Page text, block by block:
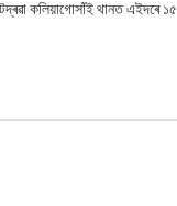
কলিয়াগোসাঁই থানত এইদৰে ১৫